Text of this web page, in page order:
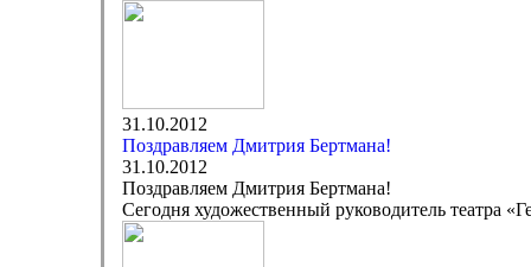
31.10.2012
Поздравляем Дмитрия Бертмана!
31.10.2012
Поздравляем Дмитрия Бертмана!
Сегодня художественный руководитель театра